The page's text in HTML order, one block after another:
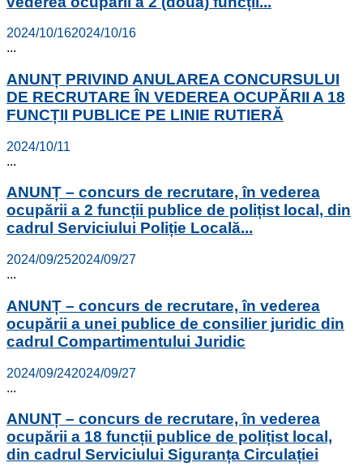
2024/10/162024/10/16
...
ANUNȚ PRIVIND ANULAREA CONCURSULUI
DE RECRUTARE ÎN VEDEREA OCUPĂRII A 18
FUNCȚII PUBLICE PE LINIE RUTIERĂ
2024/10/11
...
ANUNȚ – concurs de recrutare, în vederea
ocupării a 2 funcții publice de polițist local, din
cadrul Serviciului Poliție Locală...
2024/09/252024/09/27
...
ANUNȚ – concurs de recrutare, în vederea
ocupării a unei publice de consilier juridic din
cadrul Compartimentului Juridic
2024/09/242024/09/27
...
ANUNȚ – concurs de recrutare, în vederea
ocupării a 18 funcții publice de polițist local,
din cadrul Serviciului Siguranța Circulației